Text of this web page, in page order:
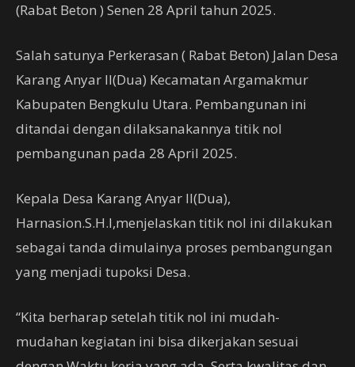
(Rabat Beton ) Senen 28 April tahun 2025.
Salah satunya Perkerasan ( Rabat Beton) Jalan Desa
Karang Anyar II(Dua) Kecamatan Argamakmur
Kabupaten Bengkulu Utara. Pembangunan ini
ditandai dengan dilaksanakannya titik nol
pembangunan pada 28 April 2025.
Kepala Desa Karang Anyar II(Dua),
Harnasion.S.H.I,menjelaskan titik nol ini dilakukan
sebagai tanda dimulainya proses pembangungan
yang menjadi tupoksi Desa.
“Kita berharap setelah titik nol ini mudah-
mudahan kegiatan ini bisa dikerjakan sesuai